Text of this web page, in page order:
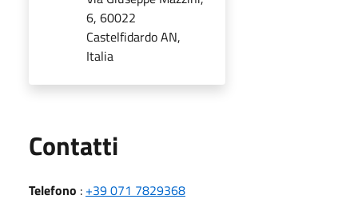
6, 60022
Castelfidardo AN,
Italia
Contatti
Telefono : +39 071 7829368